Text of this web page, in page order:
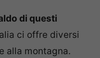
di questi
ci offre diversi
alla montagna.